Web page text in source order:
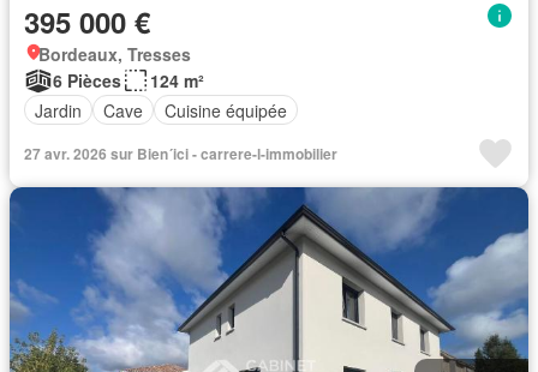
395 000 €
Bordeaux, Tresses
6 Pièces
124 m²
Jardin
Cave Cuisine équipée
27 avr. 2026 sur Bien´ici - carrere-l-immobilier